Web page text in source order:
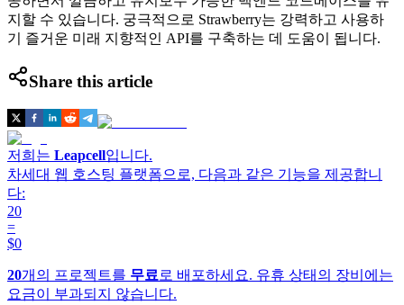
지할 수 있습니다. 궁극적으로 Strawberry는 강력하고 사용하
기 즐거운 미래 지향적인 API를 구축하는 데 도움이 됩니다.
Share this article
저희는 Leapcell입니다.
차세대 웹 호스팅 플랫폼으로, 다음과 같은 기능을 제공합니
다:
20
=
$0
20개의 프로젝트를 무료 로 배포하세요. 유휴 상태의 장비에는
요금이 부과되지 않습니다.